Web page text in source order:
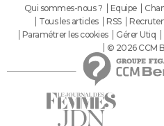
Qui sommes-nous ? Equipe
Tous les articles
RSS
Paramétrer les cookies
Gérer Utiq
© 2026 CCM